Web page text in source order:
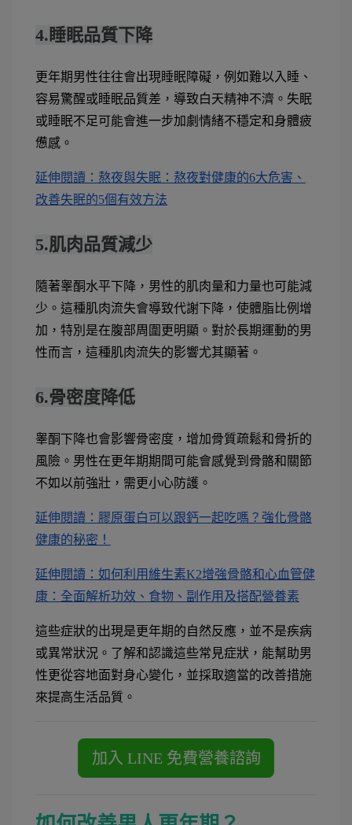
4.睡眠品質下降
更年期男性往往會出現睡眠障礙，例如難以入睡、
容易驚醒或睡眠品質差，導致白天精神不濟。失眠
或睡眠不足可能會進一步加劇情緒不穩定和身體疲
憊感。
延伸閱讀：熬夜與失眠：熬夜對健康的6大危害、
改善失眠的5個有效方法
5.肌肉品質減少
隨著睾酮水平下降，男性的肌肉量和力量也可能減
少。這種肌肉流失會導致代謝下降，使體脂比例增
加，特別是在腹部周圍更明顯。對於長期運動的男
性而言，這種肌肉流失的影響尤其顯著。
6.骨密度降低
睾酮下降也會影響骨密度，增加骨質疏鬆和骨折的
風險。男性在更年期期間可能會感覺到骨骼和關節
不如以前強壯，需更小心防護。
延伸閱讀：膠原蛋白可以跟鈣一起吃嗎？強化骨骼
健康的秘密！
延伸閱讀：如何利用維生素K2增強骨骼和心血管健
康：全面解析功效、食物、副作用及搭配營養素
這些症狀的出現是更年期的自然反應，並不是疾病
或異常狀況。了解和認識這些常見症狀，能幫助男
性更從容地面對身心變化，並採取適當的改善措施
來提高生活品質。